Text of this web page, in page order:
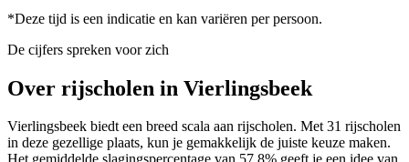
*Deze tijd is een indicatie en kan variëren per persoon.
De cijfers spreken voor zich
Over rijscholen in Vierlingsbeek
Vierlingsbeek biedt een breed scala aan rijscholen. Met 31 rijscholen
in deze gezellige plaats, kun je gemakkelijk de juiste keuze maken.